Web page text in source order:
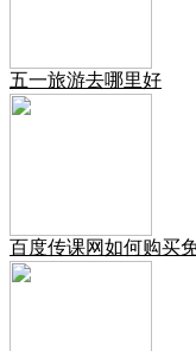
五一旅游去哪里好
百度传课网如何购买